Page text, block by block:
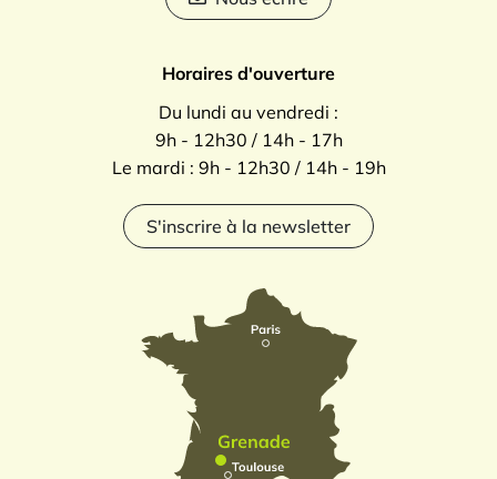
Horaires d'ouverture
Du lundi au vendredi :
9h - 12h30 / 14h - 17h
Le mardi : 9h - 12h30 / 14h - 19h
S'inscrire à la newsletter